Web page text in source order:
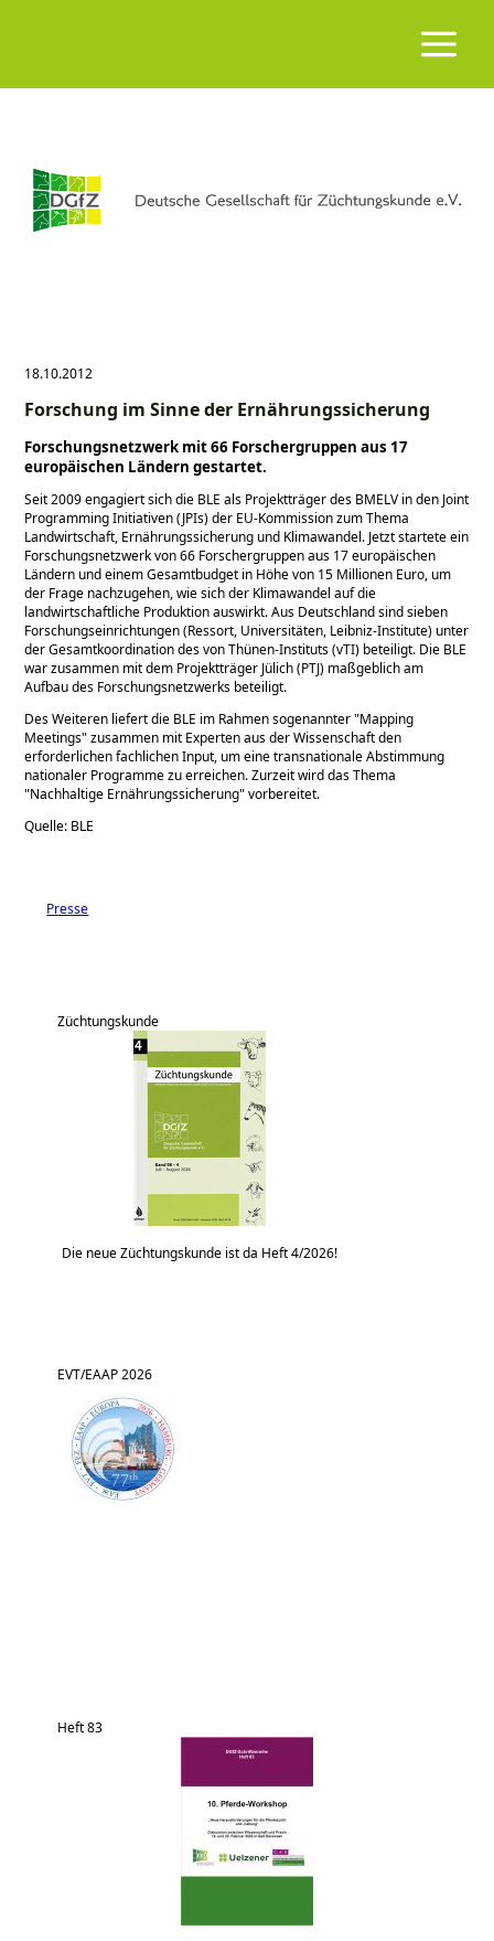
18.10.2012
Forschung im Sinne der Ernährungssicherung
Forschungsnetzwerk mit 66 Forschergruppen aus 17
europäischen Ländern gestartet.
Seit 2009 engagiert sich die BLE als Projektträger des BMELV in den Joint
Programming Initiativen (JPIs) der EU-Kommission zum Thema
Landwirtschaft, Ernährungssicherung und Klimawandel. Jetzt startete ein
Forschungsnetzwerk von 66 Forschergruppen aus 17 europäischen
Ländern und einem Gesamtbudget in Höhe von 15 Millionen Euro, um
der Frage nachzugehen, wie sich der Klimawandel auf die
landwirtschaftliche Produktion auswirkt. Aus Deutschland sind sieben
Forschungseinrichtungen (Ressort, Universitäten, Leibniz-Institute) unter
der Gesamtkoordination des von Thünen-Instituts (vTI) beteiligt. Die BLE
war zusammen mit dem Projektträger Jülich (PTJ) maßgeblich am
Aufbau des Forschungsnetzwerks beteiligt.
Des Weiteren liefert die BLE im Rahmen sogenannter Mapping
Meetings zusammen mit Experten aus der Wissenschaft den
erforderlichen fachlichen Input, um eine transnationale Abstimmung
nationaler Programme zu erreichen. Zurzeit wird das Thema
Nachhaltige Ernährungssicherung vorbereitet.
Quelle: BLE
Presse
Züchtungskunde
Die neue Züchtungskunde ist da Heft 4/2026!
EVT/EAAP 2026
Heft 83